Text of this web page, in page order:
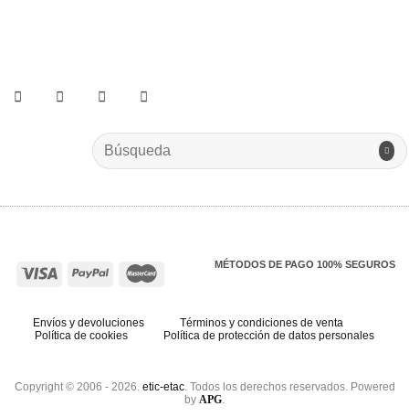
Search
for:
MÉTODOS DE PAGO 100% SEGUROS
Envíos y devoluciones
Términos y condiciones de venta
Política de cookies
Política de protección de datos personales
Copyright © 2006 - 2026. etic-etac. Todos los derechos reservados. Powered
by APG.